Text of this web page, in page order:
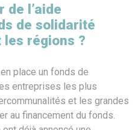
de l’aide
de solidarité
les régions ?
place un fonds de
entreprises les plus
et les grandes
au financement du fonds.